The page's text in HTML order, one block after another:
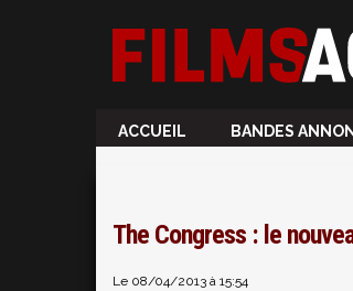
ACCUEIL BANDES
The Congress : le
Le 08/04/2013 à 15:54